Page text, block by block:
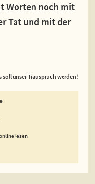
Worten noch mit
Tat und mit der
soll unser Trauspruch werden!
lesen